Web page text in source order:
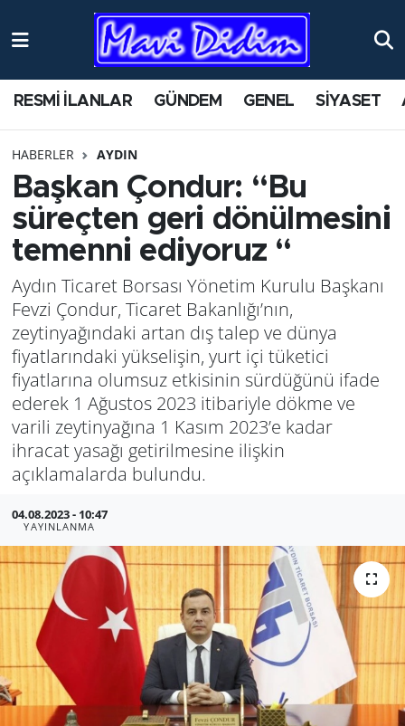
RESMİ İLANLAR GÜNDEM GENEL SİYASET
HABERLER AYDIN
Başkan Çondur: “Bu
süreçten geri dönülmesini
temenni ediyoruz “
Aydın Ticaret Borsası Yönetim Kurulu Başkanı
Fevzi Çondur, Ticaret Bakanlığı’nın,
zeytinyağındaki artan dış talep ve dünya
fiyatlarındaki yükselişin, yurt içi tüketici
fiyatlarına olumsuz etkisinin sürdüğünü ifade
ederek 1 Ağustos 2023 itibariyle dökme ve
varili zeytinyağına 1 Kasım 2023’e kadar
ihracat yasağı getirilmesine ilişkin
açıklamalarda bulundu.
04.08.2023 - 10:47
YAYINLANMA
ANTİK YERLER
AYDIN
BİLİM VE TEKNOLOJİ
ÇEVRE
EĞİTİM
EKONOMİ
GENEL
GÜNDEM
HABERDE İNSAN
KÜLTÜR SANAT
MAGAZİN
POLİTİKA
RESMİ İLANLAR
SAĞLIK
Nöbetçi Eczaneler
Namaz Vakitleri
Trafik Durumu
Süper Lig Puan Durumu ve Fikstür
Tüm Manşetler
Son Dakika Haberleri
Haber Arşivi